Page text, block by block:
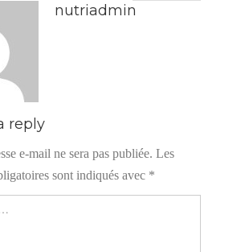
nutriadmin
reply
e-mail ne sera pas publiée. Les
sont indiqués avec *